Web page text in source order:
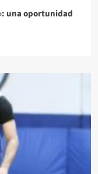
una oportunidad